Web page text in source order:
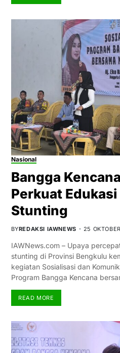
Nasional
Bangga
Perkuat Edukasi
Stunting
BYREDAKSI IAWNEWS 25
IAWNews.com – Upaya
stunting di Provinsi Bengkulu
kegiatan Sosialisasi dan
Program Bangga Kencana
READ MORE